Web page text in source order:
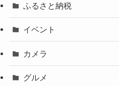
ふるさと納税
イベント
カメラ
グルメ